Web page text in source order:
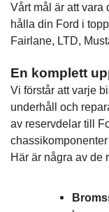
Vårt mål är att vara
hålla din Ford i
Fairlane, LTD,
En komplett
Vi förstår att varje
underhåll och
av reservdelar till
Här är några av de